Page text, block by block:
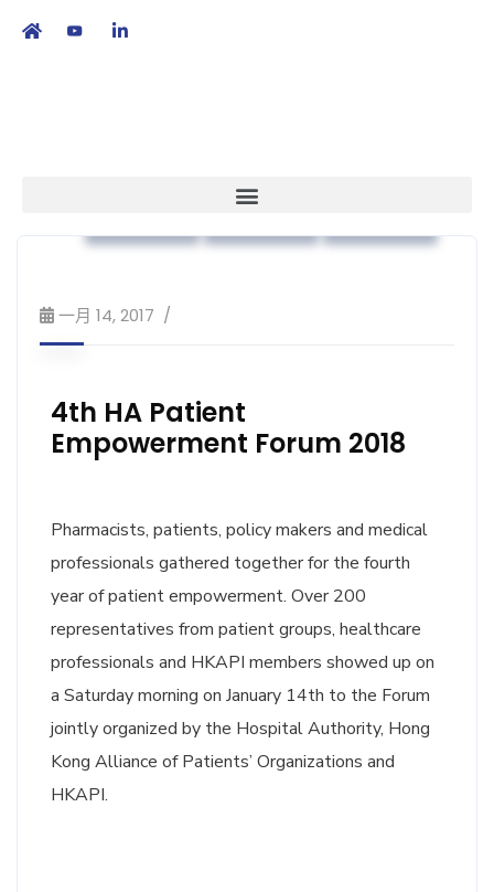
一月 14, 2017
4th HA Patient
Empowerment Forum 2018
Pharmacists, patients, policy makers and medical
professionals gathered together for the fourth
year of patient empowerment. Over 200
representatives from patient groups, healthcare
professionals and HKAPI members showed up on
a Saturday morning on January 14th to the Forum
jointly organized by the Hospital Authority, Hong
Kong Alliance of Patients’ Organizations and
HKAPI.